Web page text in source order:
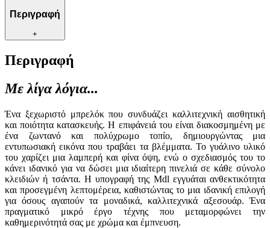
Περιγραφή
+
Περιγραφή
Με λίγα λόγια...
Ένα ξεχωριστό μπρελόκ που συνδυάζει καλλιτεχνική αισθητική
και ποιότητα κατασκευής. Η επιφάνειά του είναι διακοσμημένη με
ένα ζωντανό και πολύχρωμο τοπίο, δημιουργώντας μια
εντυπωσιακή εικόνα που τραβάει τα βλέμματα. Το γυάλινο υλικό
του χαρίζει μια λαμπερή και φίνα όψη, ενώ ο σχεδιασμός του το
κάνει ιδανικό για να δώσει μια ιδιαίτερη πινελιά σε κάθε σύνολο
κλειδιών ή τσάντα. Η υπογραφή της Mdl εγγυάται ανθεκτικότητα
και προσεγμένη λεπτομέρεια, καθιστώντας το μια ιδανική επιλογή
για όσους αγαπούν τα μοναδικά, καλλιτεχνικά αξεσουάρ. Ένα
πραγματικό μικρό έργο τέχνης που μεταμορφώνει την
καθημερινότητά σας με χρώμα και έμπνευση.